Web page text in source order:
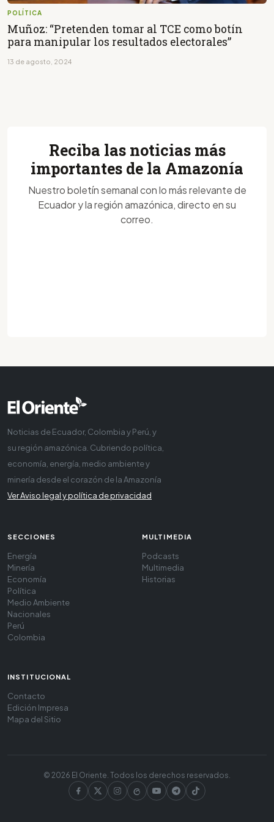
POLÍTICA
Muñoz: “Pretenden tomar al TCE como botín
para manipular los resultados electorales”
13 de agosto, 2024
Reciba las noticias más
importantes de la Amazonía
Nuestro boletín semanal con lo más relevante de
Ecuador y la región amazónica, directo en su
correo.
Noticias de Ecuador, Colombia y Perú, y
su región amazónica. Cubriendo política,
economía, energía, medio ambiente y
minería desde el corazón de la Amazonía
Ver Aviso legal y política de privacidad
SECCIONES
Energía
Minería
Economía
Política
Medio Ambiente
Nacionales
Perú
Colombia
MULTIMEDIA
Podcasts
Multimedia
Historias
INSTITUCIONAL
Contacto
Edición Impresa
Mapa del Sitio
© 2026 El Oriente. Todos los derechos reservados.